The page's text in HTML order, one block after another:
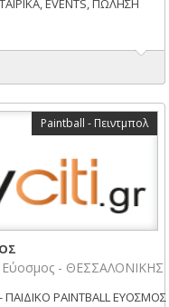
EVENTS, ΠΩΛΗΣΗ
Paintball - Πειντμπολ
Εύοσμος - ΘΕΣΣΑΛΟΝΙΚΗΣ
ΠΑΙΔΙΚΟ PAINTBALL ΕΥΟΣΜΟΣ